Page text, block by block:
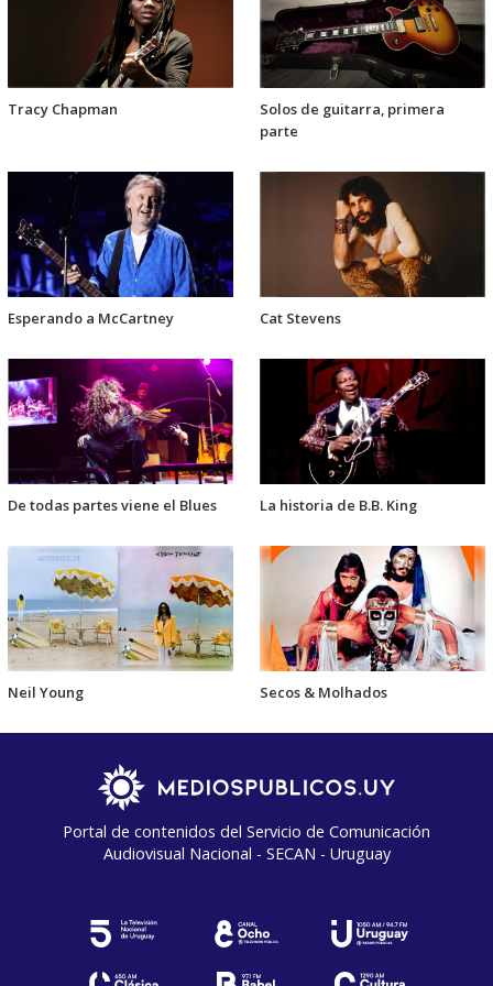
Tracy Chapman
Solos de guitarra, primera
parte
Esperando a McCartney Cat Stevens
De todas partes viene el Blues La historia de B.B. King
Neil Young Secos & Molhados
Portal de contenidos del Servicio de Comunicación
Audiovisual Nacional - SECAN - Uruguay